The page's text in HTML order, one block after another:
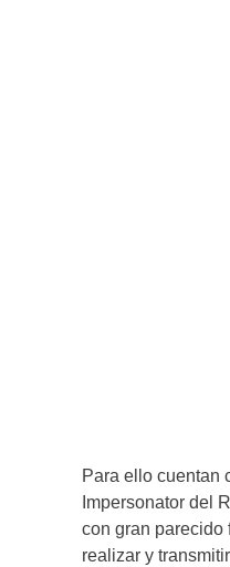
Para ello cuentan
Impersonator del
con gran parecido
realizar y